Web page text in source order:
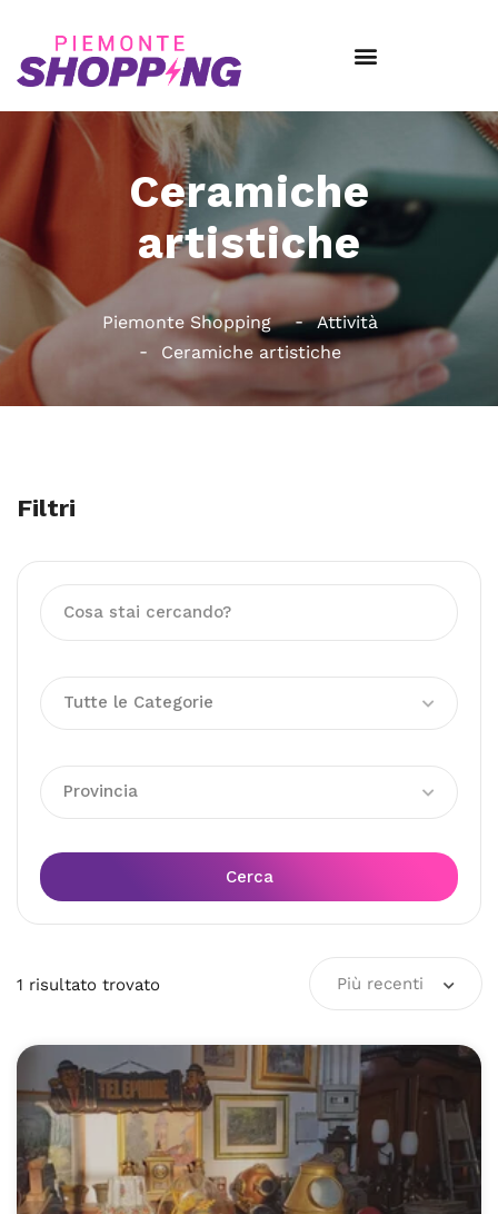
Ceramiche
artistiche
Piemonte Shopping
Attività
Ceramiche artistiche
Filtri
Tutte le Categorie
Provincia
Cerca
1 risultato trovato Più recenti